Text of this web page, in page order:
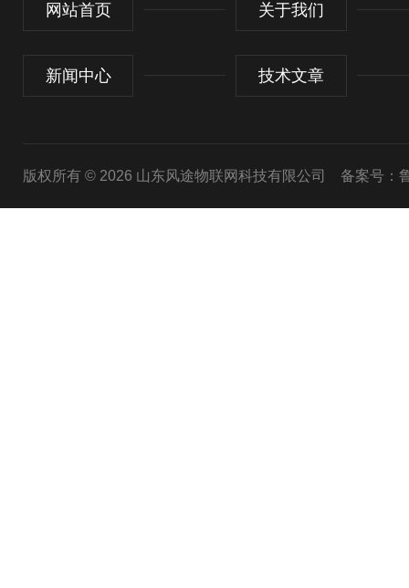
网站首页 关于我们
新闻中心 技术文章
版权所有 © 2026 山东风途物联网科技有限公司 备案号：